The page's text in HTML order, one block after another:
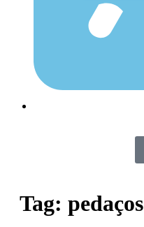
Tag: pedaços